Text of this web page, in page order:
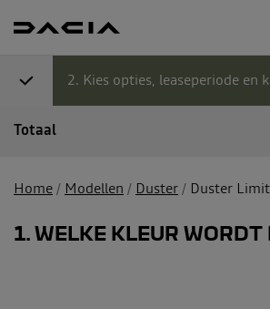
2 Kies opties, leaseperiode en
Totaal
Home Modellen Duster Duster
1 WELKE KLEUR WORDT